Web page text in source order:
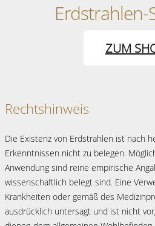
Erdstrahlen-
ZUM
Rechtshinweis
Die Existenz von Erdstrahlen ist nach
Erkenntnissen nicht zu belegen.
Anwendung sind reine empirische
wissenschaftlich belegt sind. Eine
Krankheiten oder gemäß des
ausdrücklich untersagt und ist nicht